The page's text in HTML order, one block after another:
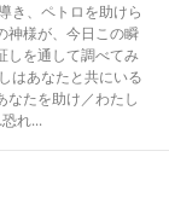
き、ペトロを助けら
神様が、今日この瞬
しを通して調べてみ
はあなたと共にいる
なたを助け／わたし
れ...